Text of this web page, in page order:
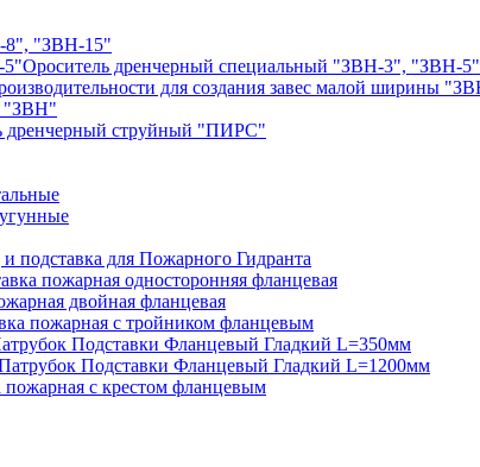
8", "ЗВН-15"
Ороситель дренчерный специальный "ЗВН-3", "ЗВН-5"
"ЗВН"
дренчерный струйный "ПИРС"
подставка для Пожарного Гидранта
пожарная односторонняя фланцевая
двойная фланцевая
пожарная с тройником фланцевым
Подставки Фланцевый Гладкий L=350мм
Подставки Фланцевый Гладкий L=1200мм
пожарная с крестом фланцевым